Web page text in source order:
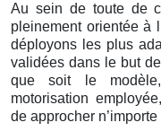
Au sein de toute de
pleinement orientée à
déployons les plus
validées dans le but
que soit le
motorisation
de approcher